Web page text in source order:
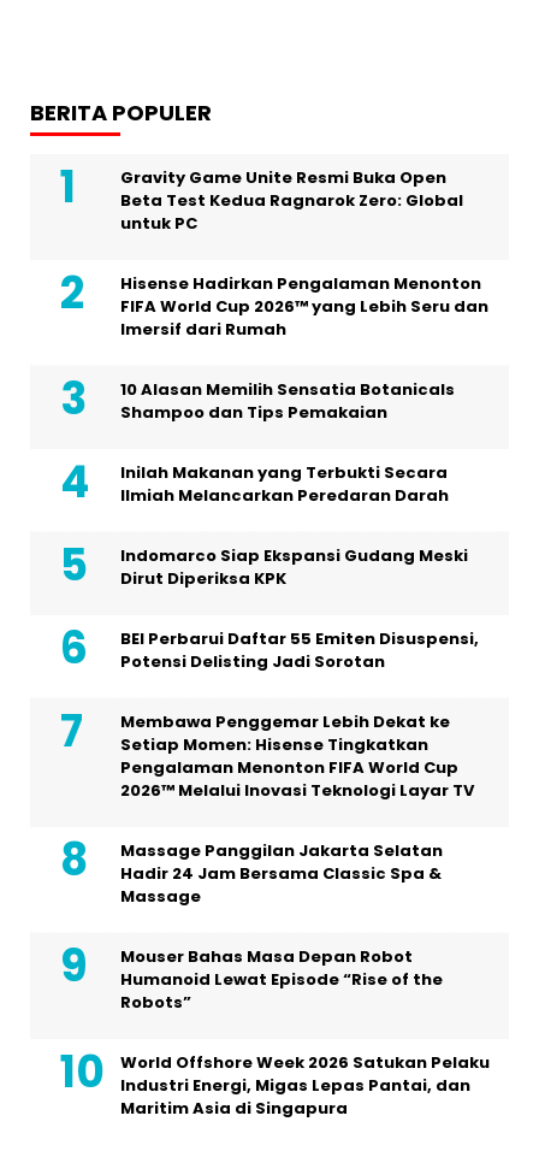
BERITA POPULER
Gravity Game Unite Resmi Buka Open
Beta Test Kedua Ragnarok Zero: Global
untuk PC
Hisense Hadirkan Pengalaman Menonton
FIFA World Cup 2026™ yang Lebih Seru dan
Imersif dari Rumah
10 Alasan Memilih Sensatia Botanicals
Shampoo dan Tips Pemakaian
Inilah Makanan yang Terbukti Secara
Ilmiah Melancarkan Peredaran Darah
Indomarco Siap Ekspansi Gudang Meski
Dirut Diperiksa KPK
BEI Perbarui Daftar 55 Emiten Disuspensi,
Potensi Delisting Jadi Sorotan
Membawa Penggemar Lebih Dekat ke
Setiap Momen: Hisense Tingkatkan
Pengalaman Menonton FIFA World Cup
2026™ Melalui Inovasi Teknologi Layar TV
Massage Panggilan Jakarta Selatan
Hadir 24 Jam Bersama Classic Spa &
Massage
Mouser Bahas Masa Depan Robot
Humanoid Lewat Episode “Rise of the
Robots”
World Offshore Week 2026 Satukan Pelaku
Industri Energi, Migas Lepas Pantai, dan
Maritim Asia di Singapura